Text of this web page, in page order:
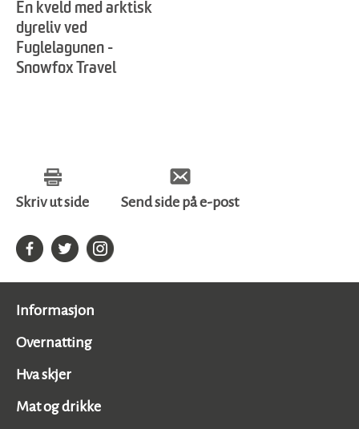
En kveld med arktisk
dyreliv ved
Fuglelagunen -
Snowfox Travel
Skriv ut side Send side på e-post
Informasjon
Overnatting
Hva skjer
Mat og drikke